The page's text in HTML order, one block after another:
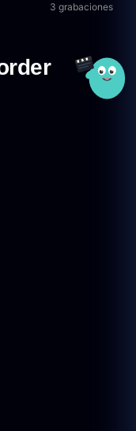
3 grabaciones